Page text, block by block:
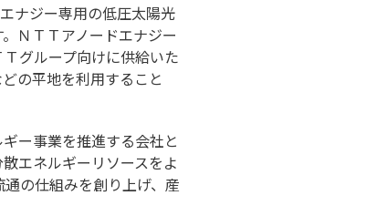
ナジー専用の低圧太陽光
ＮＴＴアノードエナジー
グループ向けに供給いた
の平地を利用すること
ー事業を推進する会社と
エネルギーリソースをよ
の仕組みを創り上げ、産